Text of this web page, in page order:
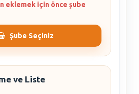
eklemek için önce şube
Şube Seçiniz
ve Liste